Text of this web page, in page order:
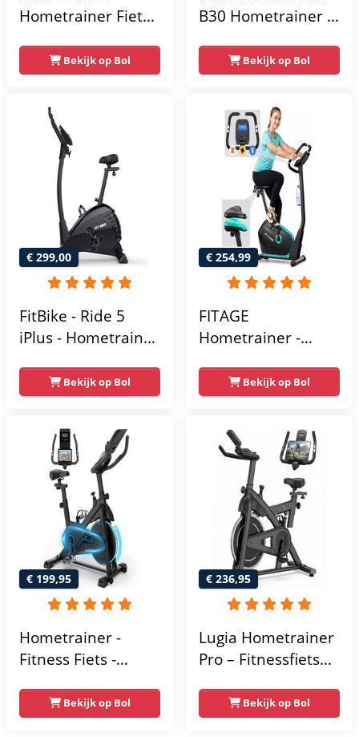
Hometrainer Fiets -
Magnetische Fiets -
Hartslagsensoren -
Gemakkelijk te
transporteren -
Antislippedalen -
Homegym -
Stabiele structuur -
gebruikersgewicht
110 kg - Zwart en
Blauw
Bekijk op Bol
B30 Hometrainer -
weerstandsniveaus
- Tablethouder -
Hartslagfunctie en
transportwielen
Bekijk op Bol
€ 299,00
FitBike - Ride 5
iPlus - Hometrainer
Trainingsprogramma's
- Hartslagsensoren
Bekijk op Bol
€ 254,99
FITAGE
Hometrainer -
Weerstandsniveaus
- Tablethouder
voor Bluetooth
Kinomap & Zwift -
Fiets Lage Instap,
Ergonomisch & Stil
- Hometrainers
Fitness voor Thuis
Bekijk op Bol
€ 199,95
Hometrainer -
Fitness Fiets -
Vliegwiel -
Hartslagmeter -
Bekijk op Bol
€ 236,95
Lugia Hometrainer
Pro – Fitnessfiets
Gebruikers –
Premium Vering &
Bekijk op Bol